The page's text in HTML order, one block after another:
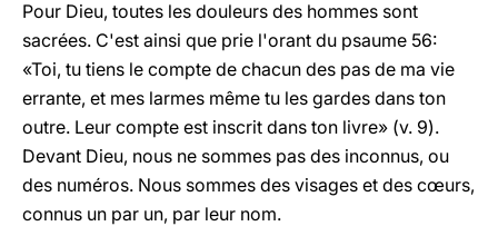
Pour Dieu, toutes les douleurs des hommes sont
sacrées. C'est ainsi que prie l'orant du psaume 56:
«Toi, tu tiens le compte de chacun des pas de ma vie
errante, et mes larmes même tu les gardes dans ton
outre. Leur compte est inscrit dans ton livre» (v. 9).
Devant Dieu, nous ne sommes pas des inconnus, ou
des numéros. Nous sommes des visages et des cœurs,
connus un par un, par leur nom.